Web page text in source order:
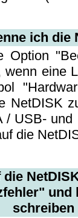
ich die
Option
eine
NetDISK
/ USB-
die
und
schreiben